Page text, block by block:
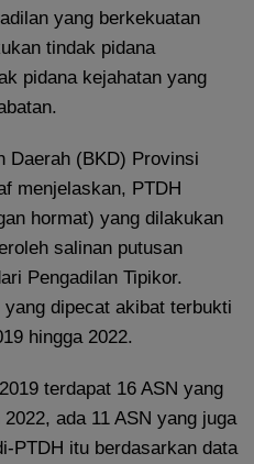
yang berkekuatan
tindak pidana
pidana kejahatan yang
Daerah (BKD) Provinsi
menjelaskan, PTDH
hormat) yang dilakukan
salinan putusan
Pengadilan Tipikor.
dipecat akibat terbukti
hingga 2022.
terdapat 16 ASN yang
ada 11 ASN yang juga
PTDH itu berdasarkan data